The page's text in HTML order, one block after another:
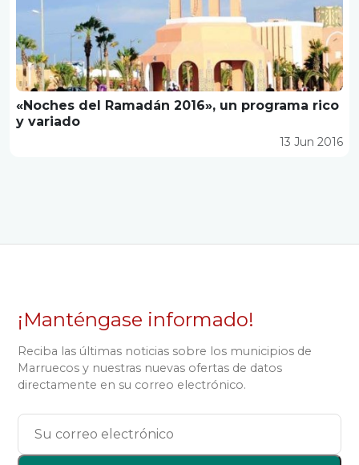
«Noches del Ramadán 2016», un programa rico
y variado
13 Jun 2016
¡Manténgase informado!
Reciba las últimas noticias sobre los municipios de
Marruecos y nuestras nuevas ofertas de datos
directamente en su correo electrónico.